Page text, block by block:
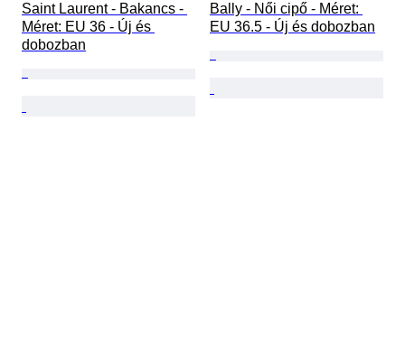
Saint Laurent - Bakancs -
Méret: EU 36 - Új és
dobozban
Bally - Női cipő - Méret:
EU 36.5 - Új és dobozban